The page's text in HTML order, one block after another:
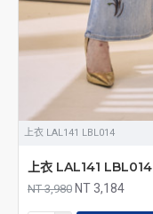
上衣 LAL141 LBL014
上衣 LAL141 LBL014
NT 3,980 NT 3,184